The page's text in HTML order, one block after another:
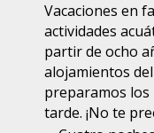
Vacaciones en
actividades
partir de ocho
alojamientos
preparamos los
tarde. ¡No te